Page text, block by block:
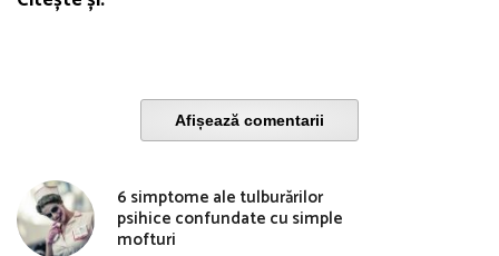
Afișează comentarii
6 simptome ale tulburărilor
psihice confundate cu simple
mofturi